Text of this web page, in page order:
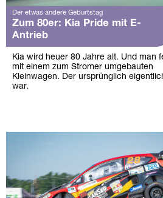
Der etwas andere Geburtstag
Zum 80er: Kia Pride mit E-
Antrieb
Kia wird heuer 80 Jahre alt. Und man
mit einem zum Stromer umgebauten
Kleinwagen. Der ursprünglich
war.